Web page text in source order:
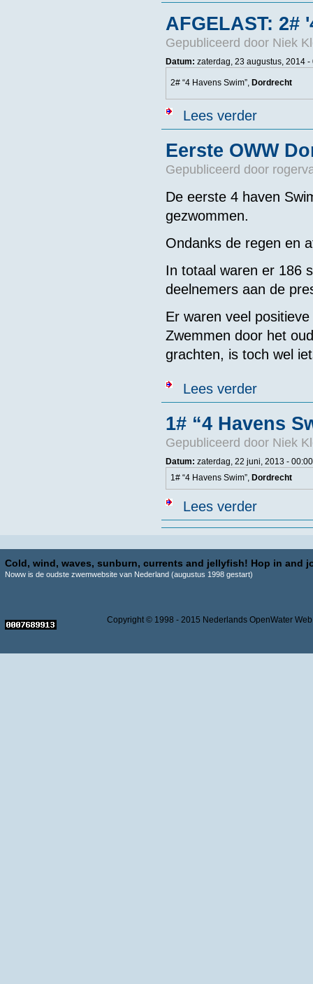
AFGELAST: 2#
Gepubliceerd door Niek
Datum: zaterdag, 23 augustus, 2014 -
2# “4 Havens Swim”, Dordrecht
Lees verderover
Eerste OWW
Gepubliceerd door
De eerste 4 haven
gezwommen.
Ondanks de regen en
In totaal waren er 186
deelnemers aan de
Er waren veel
Zwemmen door het
grachten, is toch wel
Lees verderover Eerste
1# “4 Havens
Gepubliceerd door Niek
Datum: zaterdag, 22 juni, 2013 - 00:00
1# “4 Havens Swim”, Dordrecht
Lees verderover 1# “4
Cold, wind, waves, sunburn, currents and jellyfish! Hop in and
Noww is de oudste zwemwebsite van Nederland (augustus 1998 gestart)
Copyright © 1998 - 2015 Nederlands OpenWater